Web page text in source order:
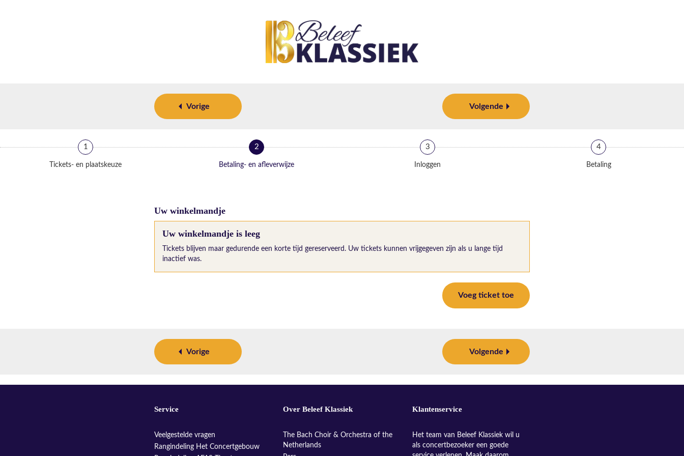
Vorige Volgende
1
Tickets- en plaatskeuze
2
Betaling- en afleverwijze
3
Inloggen
4
Betaling
Uw winkelmandje
Uw winkelmandje is leeg
Tickets blijven maar gedurende een korte tijd gereserveerd. Uw tickets kunnen vrijgegeven zijn als u lange tijd
inactief was.
Voeg ticket toe
Vorige Volgende
Service
Veelgestelde vragen
Rangindeling Het Concertgebouw
Over Beleef Klassiek
The Bach Choir & Orchestra of the
Netherlands
Klantenservice
Het team van Beleef Klassiek wil u
als concertbezoeker een goede